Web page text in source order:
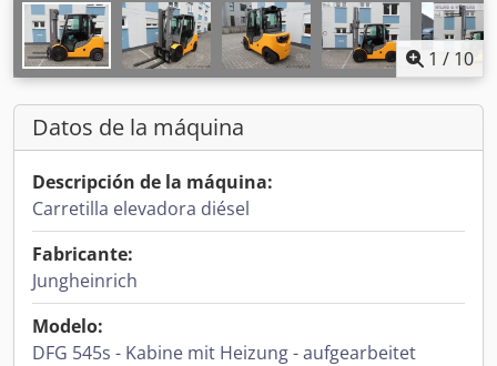
1 / 10
Datos de la máquina
Descripción de la máquina:
Carretilla elevadora diésel
Fabricante:
Jungheinrich
Modelo:
DFG 545s - Kabine mit Heizung - aufgearbeitet